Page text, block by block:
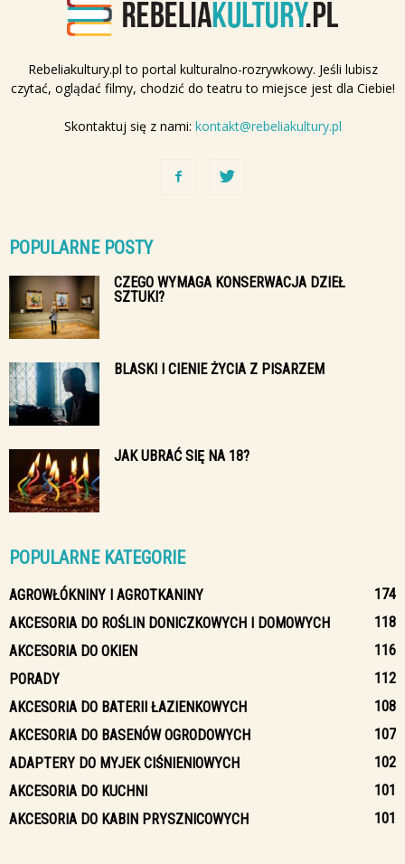
Rebeliakultury.pl to portal kulturalno-rozrywkowy. Jeśli lubisz
czytać, oglądać filmy, chodzić do teatru to miejsce jest dla Ciebie!
Skontaktuj się z nami: kontakt@rebeliakultury.pl
POPULARNE POSTY
CZEGO WYMAGA KONSERWACJA DZIEŁ
SZTUKI?
BLASKI I CIENIE ŻYCIA Z PISARZEM
JAK UBRAĆ SIĘ NA 18?
POPULARNE KATEGORIE
AGROWŁÓKNINY I AGROTKANINY
174
AKCESORIA DO ROŚLIN DONICZKOWYCH I DOMOWYCH
118
AKCESORIA DO OKIEN
116
PORADY
112
AKCESORIA DO BATERII ŁAZIENKOWYCH
108
AKCESORIA DO BASENÓW OGRODOWYCH
107
ADAPTERY DO MYJEK CIŚNIENIOWYCH
102
AKCESORIA DO KUCHNI
101
AKCESORIA DO KABIN PRYSZNICOWYCH
101